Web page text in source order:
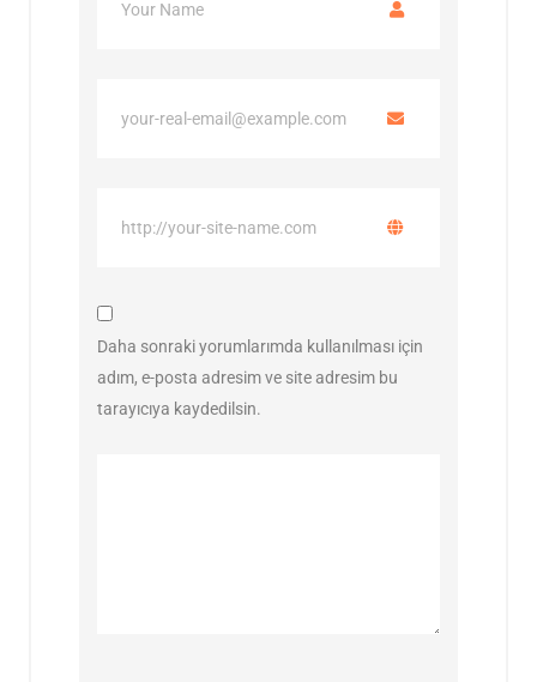
Daha sonraki yorumlarımda kullanılması için
adım, e-posta adresim ve site adresim bu
tarayıcıya kaydedilsin.